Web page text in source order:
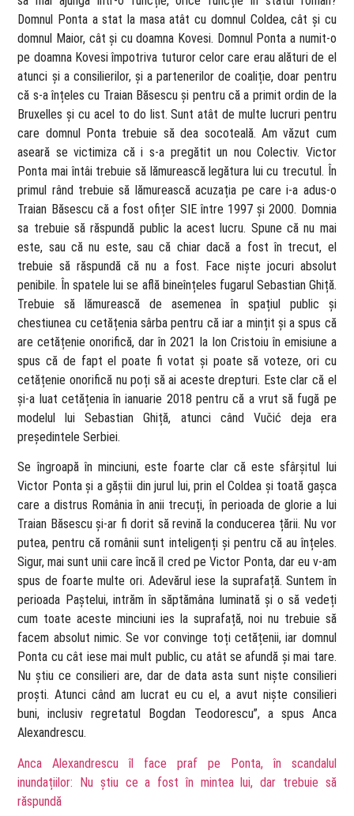
Domnul Ponta a stat la masa atât cu domnul Coldea, cât și cu
domnul Maior, cât și cu doamna Kovesi. Domnul Ponta a numit-o
pe doamna Kovesi împotriva tuturor celor care erau alături de el
atunci și a consilierilor, și a partenerilor de coaliție, doar pentru
că s-a înțeles cu Traian Băsescu și pentru că a primit ordin de la
Bruxelles și cu acel to do list. Sunt atât de multe lucruri pentru
care domnul Ponta trebuie să dea socoteală. Am văzut cum
aseară se victimiza că i s-a pregătit un nou Colectiv. Victor
Ponta mai întâi trebuie să lămurească legătura lui cu trecutul. În
primul rând trebuie să lămurească acuzația pe care i-a adus-o
Traian Băsescu că a fost ofițer SIE între 1997 și 2000. Domnia
sa trebuie să răspundă public la acest lucru. Spune că nu mai
este, sau că nu este, sau că chiar dacă a fost în trecut, el
trebuie să răspundă că nu a fost. Face niște jocuri absolut
penibile. În spatele lui se află bineînțeles fugarul Sebastian Ghiță.
Trebuie să lămurească de asemenea în spațiul public și
chestiunea cu cetățenia sârba pentru că iar a mințit și a spus că
are cetățenie onorifică, dar în 2021 la Ion Cristoiu în emisiune a
spus că de fapt el poate fi votat și poate să voteze, ori cu
cetățenie onorifică nu poți să ai aceste drepturi. Este clar că el
și-a luat cetățenia în ianuarie 2018 pentru că a vrut să fugă pe
modelul lui Sebastian Ghiță, atunci când Vučić deja era
președintele Serbiei.
Se îngroapă în minciuni, este foarte clar că este sfârșitul lui
Victor Ponta și a găștii din jurul lui, prin el Coldea și toată gașca
care a distrus România în anii trecuți, în perioada de glorie a lui
Traian Băsescu și-ar fi dorit să revină la conducerea țării. Nu vor
putea, pentru că românii sunt inteligenți și pentru că au înțeles.
Sigur, mai sunt unii care încă îl cred pe Victor Ponta, dar eu v-am
spus de foarte multe ori. Adevărul iese la suprafață. Suntem în
perioada Paștelui, intrăm în săptămâna luminată și o să vedeți
cum toate aceste minciuni ies la suprafață, noi nu trebuie să
facem absolut nimic. Se vor convinge toți cetățenii, iar domnul
Ponta cu cât iese mai mult public, cu atât se afundă și mai tare.
Nu știu ce consilieri are, dar de data asta sunt niște consilieri
proști. Atunci când am lucrat eu cu el, a avut niște consilieri
buni, inclusiv regretatul Bogdan Teodorescu”, a spus Anca
Alexandrescu.
Anca Alexandrescu îl face praf pe Ponta, în scandalul
inundațiilor: Nu știu ce a fost în mintea lui, dar trebuie să
răspundă